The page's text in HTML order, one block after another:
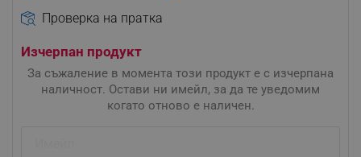
Проверка на пратка
Изчерпан продукт
За съжаление в момента този продукт е с изчерпана
наличност. Остави ни имейл, за да те уведомим
когато отново е наличен.